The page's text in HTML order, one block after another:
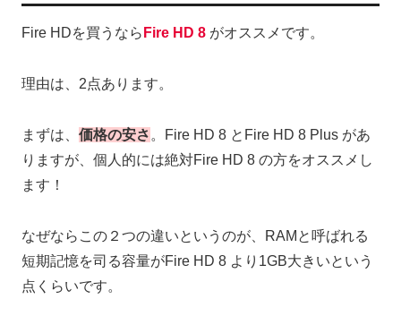
Fire HDを買うなら Fire HD 8 がオススメです。
理由は、2点あります。
まずは、 価格の安さ 。Fire HD 8 とFire HD 8 Plus があ
りますが、個人的には絶対Fire HD 8 の方をオススメし
ます！
なぜならこの２つの違いというのが、RAMと呼ばれる
短期記憶を司る容量がFire HD 8 より1GB大きいという
点くらいです。